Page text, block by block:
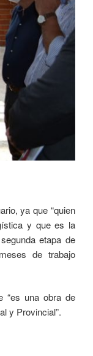
ya que “quien
y que es la
etapa de
de trabajo
“es una obra de
y Provincial”.